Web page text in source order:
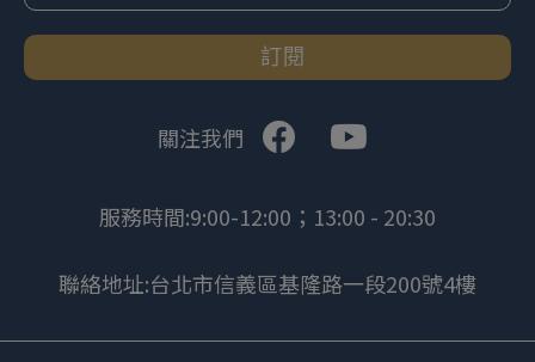
關注我們
訂閱
服務時間:9:00-12:00；13:00 - 20:30
聯絡地址:台北市信義區基隆路一段200號4樓